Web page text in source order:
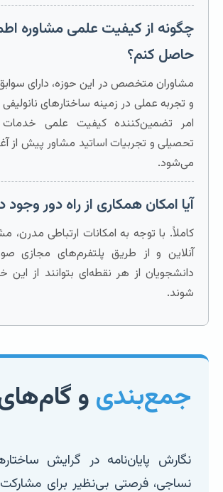
چگونه از کیفیت علمی مشاوره
حاصل کنم؟
مشاوران متخصص در این حوزه، دارای
و تجربه عملی در زمینه ساختارهای
امر تضمین‌کننده کیفیت علمی
تحصیلی و تجربیات اساتید مشاور پیش از
می‌شود.
آیا امکان همکاری از راه دور وجود
کاملاً. با توجه به امکانات ارتباطی مدرن،
آنلاین و از طریق پلتفرم‌های مجازی
دانشجویان از هر نقطه‌ای بتوانند از این
شوند.
جمع‌بندی و
نگارش پایان‌نامه در گرایش
نساجی، فرصتی بی‌نظیر برای